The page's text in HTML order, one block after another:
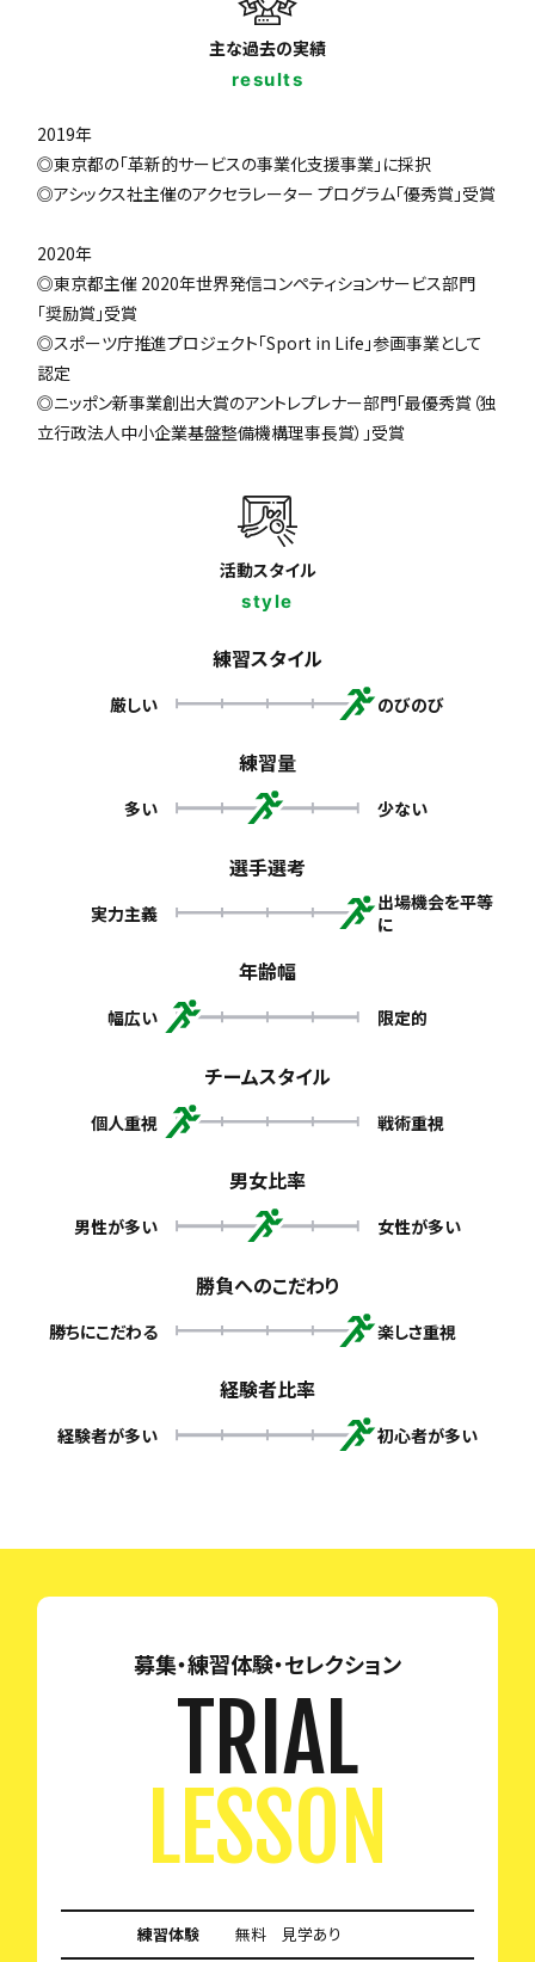
主な過去の実績
results
2019年
◎東京都の「革新的サービスの事業化支援事業」に採択
◎アシックス社主催のアクセラレーター プログラム「優秀賞」受賞
2020年
◎東京都主催 2020年世界発信コンペティションサービス部門
「奨励賞」受賞
◎スポーツ庁推進プロジェクト「Sport in Life」参画事業として
認定
◎ニッポン新事業創出大賞のアントレプレナー部門「最優秀賞（独
立行政法人中小企業基盤整備機構理事長賞）」受賞
活動スタイル
style
練習スタイル
厳しい のびのび
練習量
多い 少ない
選手選考
実力主義
出場機会を平等
に
年齢幅
幅広い 限定的
チームスタイル
個人重視 戦術重視
男女比率
男性が多い 女性が多い
勝負へのこだわり
勝ちにこだわる 楽しさ重視
経験者比率
経験者が多い 初心者が多い
募集・練習体験・セレクション
TRIAL
LESSON
練習体験 無料 見学あり